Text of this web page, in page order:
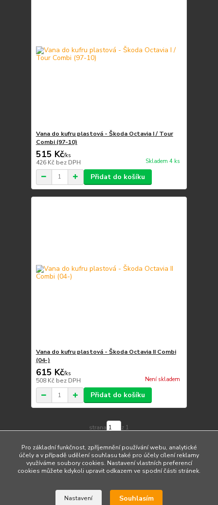
Vana do kufru plastová - Škoda Octavia I / Tour
Combi (97-10)
515 Kč/ks
426 Kč bez DPH Skladem 4 ks
Přidat do košíku
Vana do kufru plastová - Škoda Octavia II Combi
(04-)
615 Kč/ks
508 Kč bez DPH Není skladem
Přidat do košíku
strana z 1
Upravit sběr cookies.
Pro základní funkčnost, zpříjemnění používání webu, analytické
účely a v případě udělení souhlasu také pro účely cílení reklamy
využíváme soubory cookies. Nastavení vlastních preferencí
cookies můžete kdykoli upravit odkazem ve spodní části stránek.
Nastavení Souhlasím